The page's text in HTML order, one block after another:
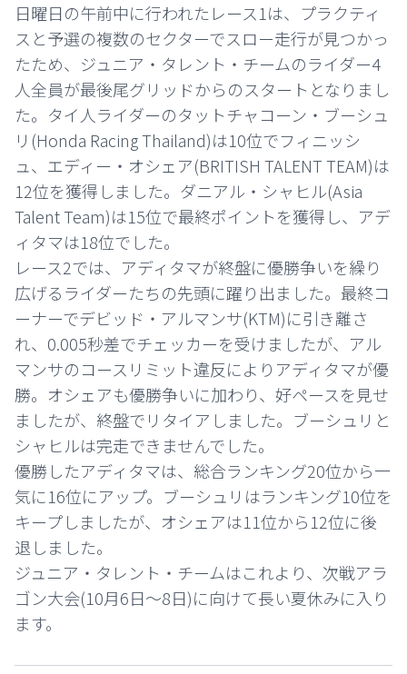
日曜日の午前中に行われたレース1は、プラクティ
スと予選の複数のセクターでスロー走行が見つかっ
たため、ジュニア・タレント・チームのライダー4
人全員が最後尾グリッドからのスタートとなりまし
た。タイ人ライダーのタットチャコーン・ブーシュ
リ(Honda Racing Thailand)は10位でフィニッシ
ュ、エディー・オシェア(BRITISH TALENT TEAM)は
12位を獲得しました。ダニアル・シャヒル(Asia
Talent Team)は15位で最終ポイントを獲得し、アデ
ィタマは18位でした。
レース2では、アディタマが終盤に優勝争いを繰り
広げるライダーたちの先頭に躍り出ました。最終コ
ーナーでデビッド・アルマンサ(KTM)に引き離さ
れ、0.005秒差でチェッカーを受けましたが、アル
マンサのコースリミット違反によりアディタマが優
勝。オシェアも優勝争いに加わり、好ペースを見せ
ましたが、終盤でリタイアしました。ブーシュリと
シャヒルは完走できませんでした。
優勝したアディタマは、総合ランキング20位から一
気に16位にアップ。ブーシュリはランキング10位を
キープしましたが、オシェアは11位から12位に後
退しました。
ジュニア・タレント・チームはこれより、次戦アラ
ゴン大会(10月6日～8日)に向けて長い夏休みに入り
ます。